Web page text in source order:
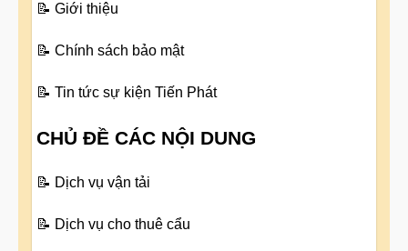
📝 Giới thiệu
📝 Chính sách bảo mật
📝 Tin tức sự kiện Tiến Phát
CHỦ ĐỀ CÁC NỘI DUNG
📝 Dịch vụ vận tải
📝 Dịch vụ cho thuê cẩu